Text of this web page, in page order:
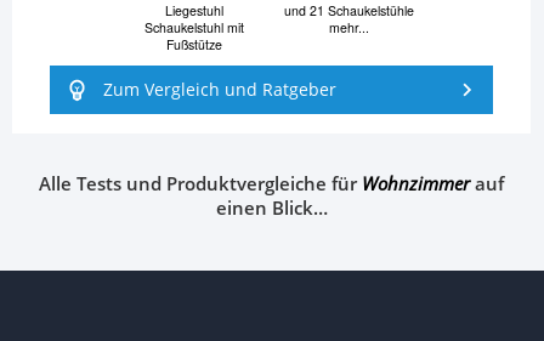
Liegestuhl
Schaukelstuhl mit
Fußstütze
und 21 Schaukelstühle
mehr...
Zum Vergleich und Ratgeber
Alle Tests und Produktvergleiche fürWohnzimmerauf
einen Blick…